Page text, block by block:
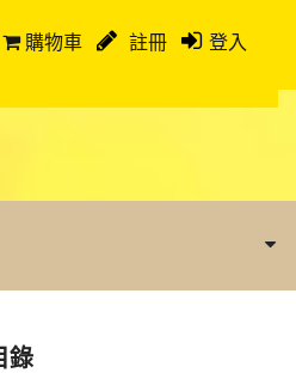
購物車 註冊 登入
錄